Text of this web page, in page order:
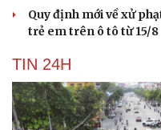
Quy định mới về xử
trẻ em trên ô tô từ 15/8
TIN 24H